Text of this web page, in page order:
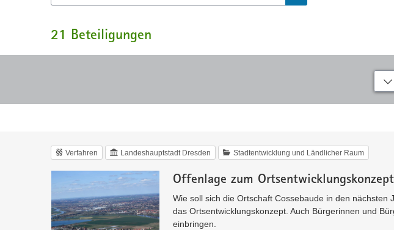
21 Beteiligungen
Verfahren Landeshauptstadt Dresden Stadtentwicklung und Ländlicher Raum
Offenlage zum Ortsentwicklungskonzept
Wie soll sich die Ortschaft Cossebaude in den nächsten
das Ortsentwicklungskonzept. Auch Bürgerinnen und
einbringen.